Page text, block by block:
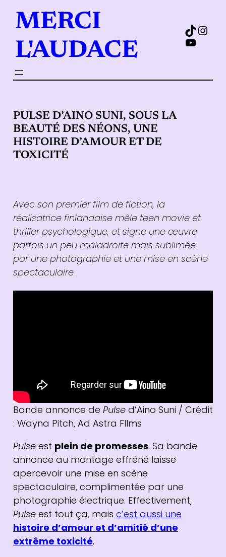
Aller
contenu
MERCI
L'AUDACE
TikTok
PULSE D’AINO SUNI, SOUS LA
BEAUTÉ DES NÉONS, UNE
HISTOIRE D’AMOUR ET DE
TOXICITÉ
Avec son premier film de fiction, la
réalisatrice finlandaise mêle teen movie et
thriller psychologique, et signe une œuvre
parfois un peu maladroite mais sublimée
par une photographie et une mise en scène
spectaculaire.
Bande annonce de Pulsed’Aino Suni / Crédit
: Wayna Pitch, Ad Astra FIlms
Pulseest plein de promesses. Sa bande
annonce au montage effréné laisse
apercevoir une mise en scène
spectaculaire, complimentée par une
photographie électrique. Effectivement,
Pulseest tout ça, mais c’est aussi une
histoire d’amour et d’amitié d’une
extrême toxicité.